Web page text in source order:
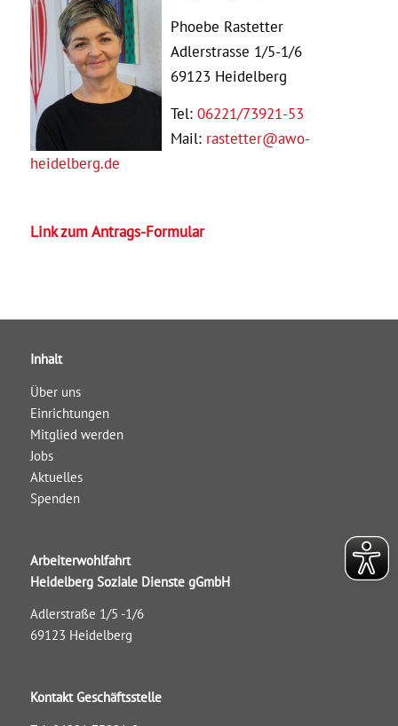
Phoebe Rastetter
Adlerstrasse 1/5-1/6
69123 Heidelberg
Tel: 06221/73921-53
Mail: rastetter@awo-
heidelberg.de
Link zum Antrags-Formular
Inhalt
Über uns
Einrichtungen
Mitglied werden
Jobs
Aktuelles
Spenden
Arbeiterwohlfahrt
Heidelberg Soziale Dienste gGmbH
Adlerstraße 1/5 -1/6
69123 Heidelberg
Kontakt Geschäftsstelle